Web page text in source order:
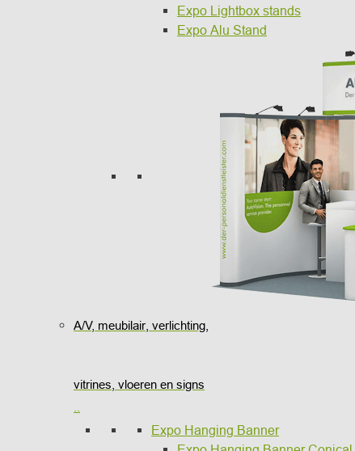
Expo Lightbox stands
Expo Alu Stand
A/V, meubilair, verlichting,
vitrines, vloeren en signs
Expo Hanging Banner